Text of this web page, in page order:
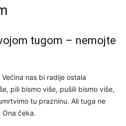
tugom – nemojte
nas bi radije ostala
pili bismo više, pušili bismo više,
tu prazninu. Ali tuga ne
Ona čeka.